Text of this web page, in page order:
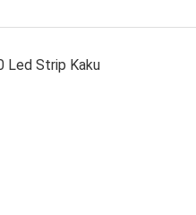
Led Strip Kaku